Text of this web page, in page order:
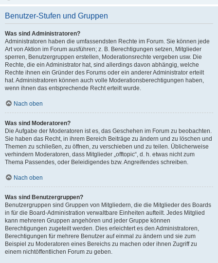
Benutzer-Stufen und Gruppen
Was sind Administratoren?
Administratoren haben die umfassendsten Rechte im Forum. Sie können jede
Art von Aktion im Forum ausführen; z. B. Berechtigungen setzen, Mitglieder
sperren, Benutzergruppen erstellen, Moderationsrechte vergeben usw. Die
Rechte, die ein Administrator hat, sind allerdings davon abhängig, welche
Rechte ihnen ein Gründer des Forums oder ein anderer Administrator erteilt
hat. Administratoren können auch volle Moderationsberechtigungen haben,
wenn ihnen das entsprechende Recht erteilt wurde.
Nach oben
Was sind Moderatoren?
Die Aufgabe der Moderatoren ist es, das Geschehen im Forum zu beobachten.
Sie haben das Recht, in ihrem Bereich Beiträge zu ändern und zu löschen und
Themen zu schließen, zu öffnen, zu verschieben und zu teilen. Üblicherweise
verhindern Moderatoren, dass Mitglieder „offtopic“, d. h. etwas nicht zum
Thema Passendes, oder Beleidigendes bzw. Angreifendes schreiben.
Nach oben
Was sind Benutzergruppen?
Benutzergruppen sind Gruppen von Mitgliedern, die die Mitglieder des Boards
in für die Board-Administration verwaltbare Einheiten aufteilt. Jedes Mitglied
kann mehreren Gruppen angehören und jeder Gruppe können
Berechtigungen zugeteilt werden. Dies erleichtert es den Administratoren,
Berechtigungen für mehrere Benutzer auf einmal zu ändern und sie zum
Beispiel zu Moderatoren eines Bereichs zu machen oder ihnen Zugriff zu
einem nichtöffentlichen Forum zu geben.